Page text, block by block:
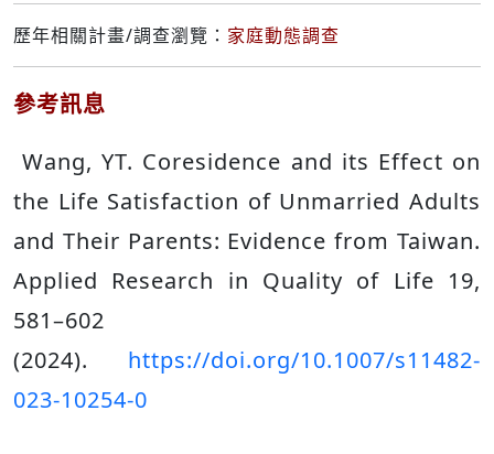
歷年相關計畫/調查瀏覽： 家庭動態調查
參考訊息
Wang, YT. Coresidence and its Effect on
the Life Satisfaction of Unmarried Adults
and Their Parents: Evidence from Taiwan.
Applied Research in Quality of Life 19,
581–602
(2024). https://doi.org/10.1007/s11482-
023-10254-0